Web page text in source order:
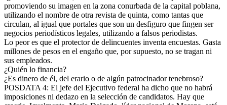
promoviendo su imagen en la zona conurbada de la capital poblana,
utilizando el nombre de otra revista de quinta, como tantas que
circulan, al igual que portales que son un desfiguro que fingen ser
negocios periodísticos legales, utilizando a falsos periodistas.
Lo peor es que el protector de delincuentes inventa encuestas. Gasta
millones de pesos en el engaño que, por supuesto, no se tragan ni
sus empleados.
¿Quién lo financia?
¿Es dinero de él, del erario o de algún patrocinador tenebroso?
POSDATA 4: El jefe del Ejecutivo federal ha dicho que no habrá
imposiciones ni dedazo en la selección de candidatos. Hay que